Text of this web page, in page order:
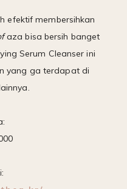
efektif membersihkan
aza bisa bersih banget
Serum Cleanser ini
yang ga terdapat di